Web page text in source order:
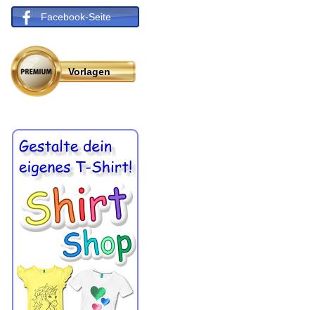
Facebook-Seite
Vorlagen